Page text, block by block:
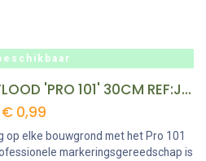
SCHRIJNWERKERSPOTLOOD 'PRO 101' 30CM REF:JD 101830 COLOR LINE
€ 0,99
op elke bouwgrond met het Pro 101
markeringsgereedschap is